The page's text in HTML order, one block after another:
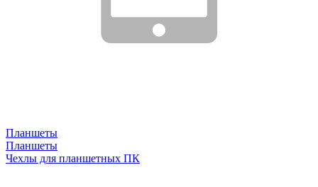
Планшеты
Планшеты
Чехлы для планшетных ПК